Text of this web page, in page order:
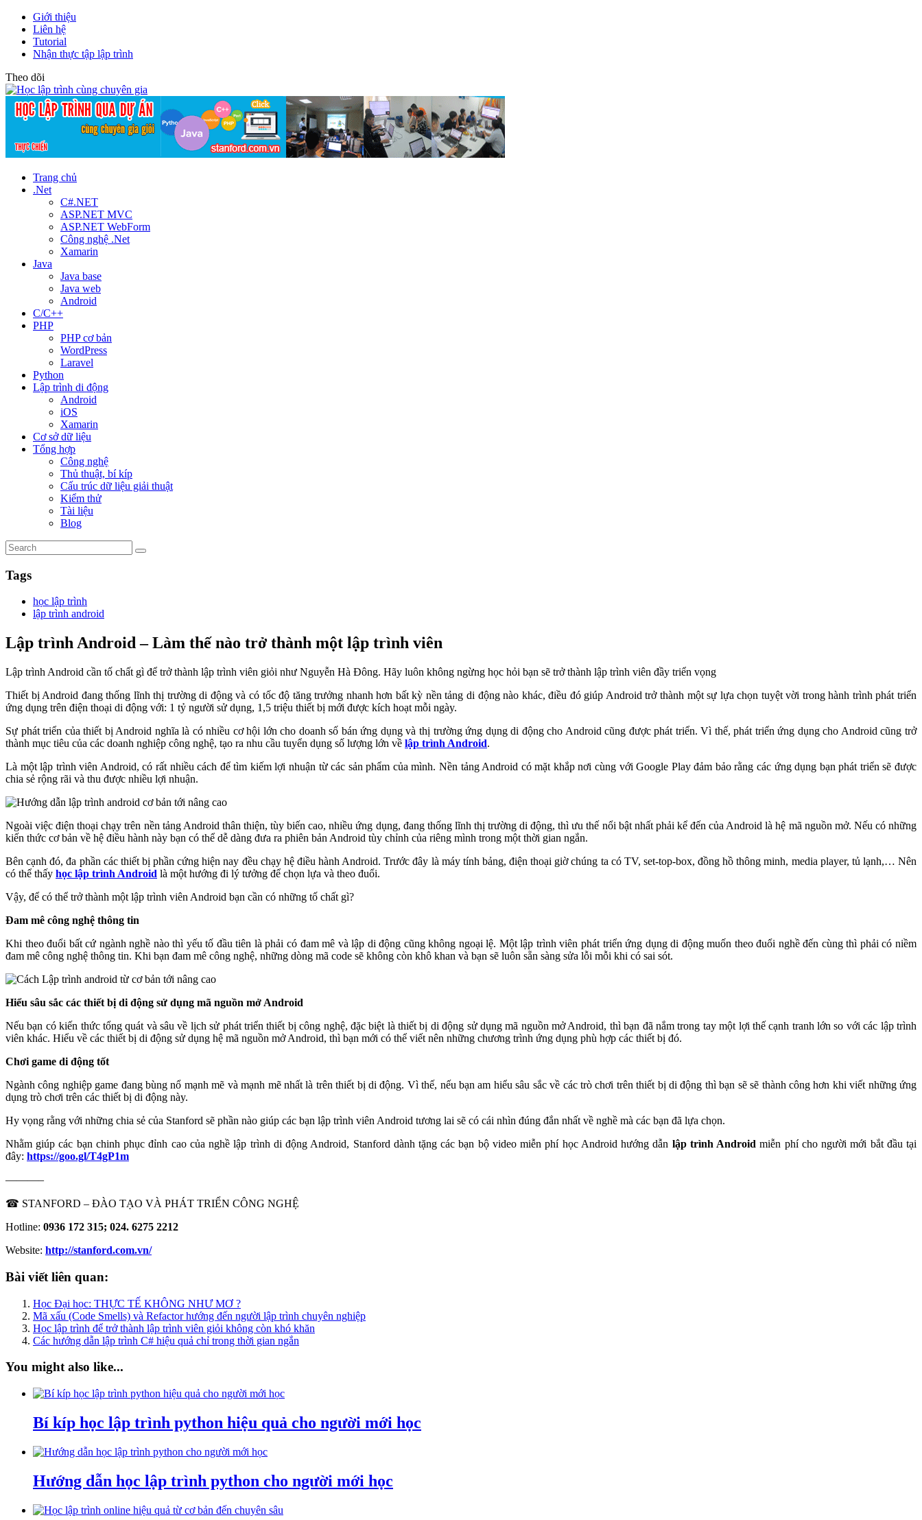
Giới thiệu
Liên hệ
Tutorial
Nhận thực tập lập trình
Theo dõi
Trang chủ
.Net
C#.NET
ASP.NET MVC
ASP.NET WebForm
Công nghệ .Net
Xamarin
Java
Java base
Java web
Android
C/C++
PHP
PHP cơ bản
WordPress
Laravel
Python
Lập trình di động
Android
iOS
Xamarin
Cơ sở dữ liệu
Tổng hợp
Công nghệ
Thủ thuật, bí kíp
Cấu trúc dữ liệu giải thuật
Kiểm thử
Tài liệu
Blog
Tags
học lập trình
lập trình android
Lập trình Android – Làm thế nào trở thành một lập trình viên
Lập trình Android cần tố chất gì để trở thành lập trình viên giỏi như Nguyễn Hà Đông. Hãy luôn không ngừng học hỏi bạn sẽ trở thành lập trình viên đầy triển vọng
Thiết bị Android đang thống lĩnh thị trường di động và có tốc độ tăng trưởng nhanh hơn bất kỳ nền tảng di động nào khác, điều đó giúp Android trở thành một sự lựa chọn tuyệt vời trong hành trình phát triển
ứng dụng trên điện thoại di động với: 1 tỷ người sử dụng, 1,5 triệu thiết bị mới được kích hoạt mỗi ngày.
Sự phát triển của thiết bị Android nghĩa là có nhiều cơ hội lớn cho doanh số bán ứng dụng và thị trường ứng dụng di động cho Android cũng được phát triển. Vì thế, phát triển ứng dụng cho Android cũng trở
thành mục tiêu của các doanh nghiệp công nghệ, tạo ra nhu cầu tuyển dụng số lượng lớn về lập trình Android.
Là một lập trình viên Android, có rất nhiều cách để tìm kiếm lợi nhuận từ các sản phẩm của mình. Nền tảng Android có mặt khắp nơi cùng với Google Play đảm bảo rằng các ứng dụng bạn phát triển sẽ được
chia sẻ rộng rãi và thu được nhiều lợi nhuận.
Ngoài việc điện thoại chạy trên nền tảng Android thân thiện, tùy biến cao, nhiều ứng dụng, đang thống lĩnh thị trường di động, thì ưu thế nổi bật nhất phải kể đến của Android là hệ mã nguồn mở. Nếu có những
kiến thức cơ bản về hệ điều hành này bạn có thể dễ dàng đưa ra phiên bản Android tùy chỉnh của riêng mình trong một thời gian ngắn.
Bên cạnh đó, đa phần các thiết bị phần cứng hiện nay đều chạy hệ điều hành Android. Trước đây là máy tính bảng, điện thoại giờ chúng ta có TV, set-top-box, đồng hồ thông minh, media player, tủ lạnh,… Nên
có thể thấy học lập trình Android là một hướng đi lý tưởng để chọn lựa và theo đuổi.
Vậy, để có thể trở thành một lập trình viên Android bạn cần có những tố chất gì?
Đam mê công nghệ thông tin
Khi theo đuổi bất cứ ngành nghề nào thì yếu tố đầu tiên là phải có đam mê và lập di động cũng không ngoại lệ. Một lập trình viên phát triển ứng dụng di động muốn theo đuổi nghề đến cùng thì phải có niềm
đam mê công nghệ thông tin. Khi bạn đam mê công nghệ, những dòng mã code sẽ không còn khô khan và bạn sẽ luôn sẵn sàng sửa lỗi mỗi khi có sai sót.
Hiểu sâu sắc các thiết bị di động sử dụng mã nguồn mở Android
Nếu bạn có kiến thức tổng quát và sâu về lịch sử phát triển thiết bị công nghệ, đặc biệt là thiết bị di động sử dụng mã nguồn mở Android, thì bạn đã nắm trong tay một lợi thế cạnh tranh lớn so với các lập trình
viên khác. Hiểu về các thiết bị di động sử dụng hệ mã nguồn mở Android, thì bạn mới có thể viết nên những chương trình ứng dụng phù hợp các thiết bị đó.
Chơi game di động tốt
Ngành công nghiệp game đang bùng nổ mạnh mẽ và mạnh mẽ nhất là trên thiết bị di động. Vì thế, nếu bạn am hiểu sâu sắc về các trò chơi trên thiết bị di động thì bạn sẽ sẽ thành công hơn khi viết những ứng
dụng trò chơi trên các thiết bị di động này.
Hy vọng rằng với những chia sẻ của Stanford sẽ phần nào giúp các bạn lập trình viên Android tương lai sẽ có cái nhìn đúng đắn nhất về nghề mà các bạn đã lựa chọn.
Nhằm giúp các bạn chinh phục đỉnh cao của nghề lập trình di động Android, Stanford dành tặng các bạn bộ video miễn phí học Android hướng dẫn lập trình Android miễn phí cho người mới bắt đầu tại
đây: https://goo.gl/T4gP1m
———–
☎ STANFORD – ĐÀO TẠO VÀ PHÁT TRIỂN CÔNG NGHỆ
Hotline: 0936 172 315; 024. 6275 2212
Website: http://stanford.com.vn/
Bài viết liên quan:
Học Đại học: THỰC TẾ KHÔNG NHƯ MƠ ?
Mã xấu (Code Smells) và Refactor hướng đến người lập trình chuyên nghiệp
Học lập trình để trở thành lập trình viên giỏi không còn khó khăn
Các hướng dẫn lập trình C# hiệu quả chỉ trong thời gian ngắn
You might also like...
Bí kíp học lập trình python hiệu quả cho người mới học
Hướng dẫn học lập trình python cho người mới học